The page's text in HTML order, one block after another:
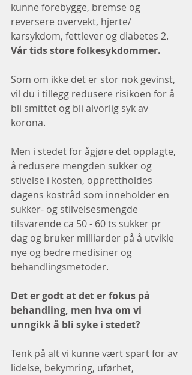
kunne forebygge, bremse og
reversere overvekt, hjerte/
karsykdom, fettlever og diabetes 2.
Vår tids store folkesykdommer.
Som om ikke det er stor nok gevinst,
vil du i tillegg redusere risikoen for å
bli smittet og bli alvorlig syk av
korona.
Men i stedet for ågjøre det opplagte,
å redusere mengden sukker og
stivelse i kosten, opprettholdes
dagens kostråd som inneholder en
sukker- og stilvelsesmengde
tilsvarende ca 50 - 60 ts sukker pr
dag og bruker milliarder på å utvikle
nye og bedre medisiner og
behandlingsmetoder.
Det er godt at det er fokus på
behandling, men hva om vi
unngikk å bli syke i stedet?
Tenk på alt vi kunne vært spart for av
lidelse, bekymring, uførhet,